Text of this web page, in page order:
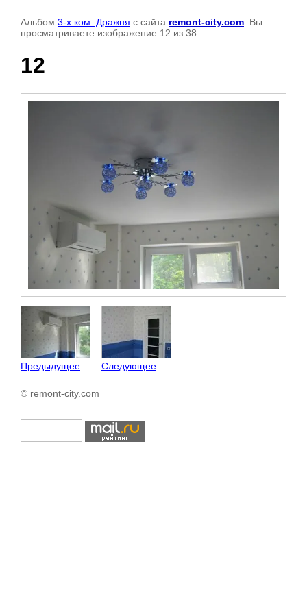
Альбом 3-х ком. Дражня с сайта remont-city.com . Вы
просматриваете изображение 12 из 38
12
Предыдущее Следующее
© remont-city.com